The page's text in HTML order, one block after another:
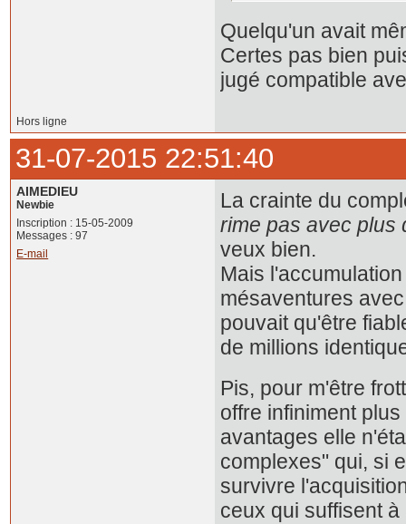
Quelqu'un avait
Certes pas bien
jugé compatible
Hors ligne
31-07-2015 22:51:40
AIMEDIEU
Newbie
Inscription : 15-05-2009
Messages : 97
E-mail
La crainte du
rime pas avec plus
veux bien.
Mais
mésaventures
pouvait qu'être
de millions
Pis, pour m'être
offre infiniment
avantages elle
complexes" qui, si
survivre
ceux qui suffisent